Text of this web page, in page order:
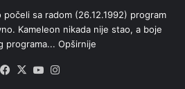
sa radom (26.12.1992) program
Kameleon nikada nije stao, a boje
programa... Opširnije
Facebook
X YouTube